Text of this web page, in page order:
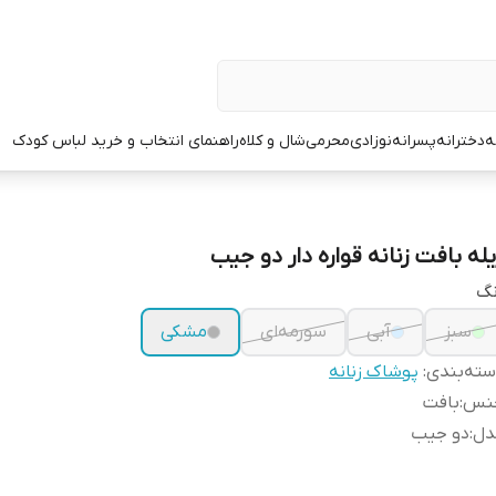
دخترانهپسرانهنوزادیمحرمیشال و کلاهراهنمای انتخاب و خرید لباس کودک
بافت زنانه قواره دار دو جیب
سبز
آبی سورمه‌ای
مشکی
: پوشاک زنانه
:بافت
:دو جیب